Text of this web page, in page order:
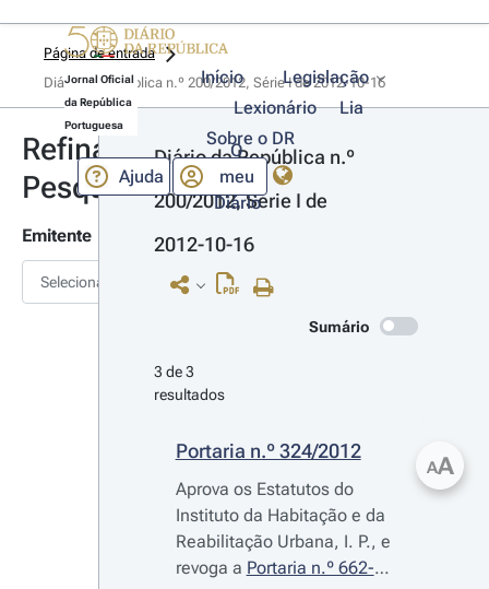
Jornal Oficial
da República
Portuguesa
Início
Legislação
Lexionário
Lia
Sobre o DR
Ajuda
O
meu
Diário
Página de entrada
Diário da República n.º 200/2012, Série I de 2012-10-16
Refinar
Pesquisa
Emitente
Selecionar
Diário da República n.º
200/2012, Série I de
2012-10-16
Sumário
3 de 3
resultados
Portaria n.º 324/2012
Aprova os Estatutos do
Instituto da Habitação e da
Reabilitação Urbana, I. P., e
revoga a Portaria n.º 662-
AA